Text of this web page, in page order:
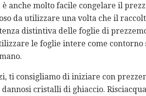
anche molto facile congelare il
da utilizzare una volta che il
distintiva delle foglie di
le foglie intere come contorno
ti consigliamo di iniziare con
cristalli di ghiaccio.